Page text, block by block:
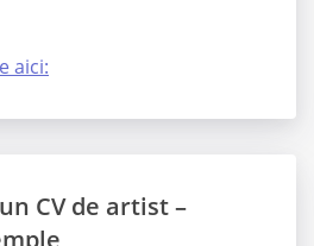
aici:
CV de artist –